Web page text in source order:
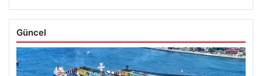
Güncel